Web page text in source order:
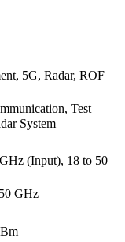
5G, Radar, ROF
Test
System
(Input), 18 to 50
GHz